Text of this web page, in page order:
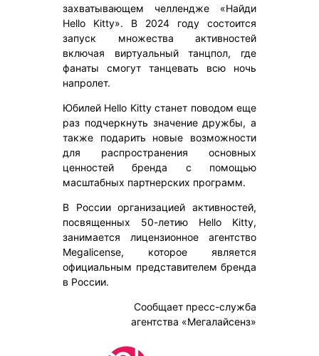
захватывающем челлендже «Найди
Hello Kitty». В 2024 году состоится
запуск множества активностей
включая виртуальный танцпол, где
фанаты смогут танцевать всю ночь
напролет.
Юбилей Hello Kitty станет поводом еще
раз подчеркнуть значение дружбы, а
также подарить новые возможности
для распространения основных
ценностей бренда с помощью
масштабных партнерских программ.
В России организацией активностей,
посвященных 50-летию Hello Kitty,
занимается лицензионное агентство
Megalicense, которое является
официальным представителем бренда
в России.
Сообщает пресс-служба
агентства «Мегалайсенз»